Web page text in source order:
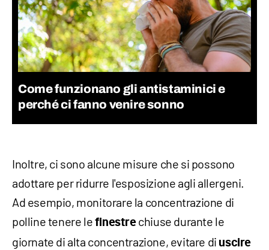
Come funzionano gli antistaminici e
perché ci fanno venire sonno
Inoltre, ci sono alcune misure che si possono
adottare per ridurre l'esposizione agli allergeni.
Ad esempio, monitorare la concentrazione di
polline tenere le finestrechiuse durante le
giornate di alta concentrazione, evitare di uscire